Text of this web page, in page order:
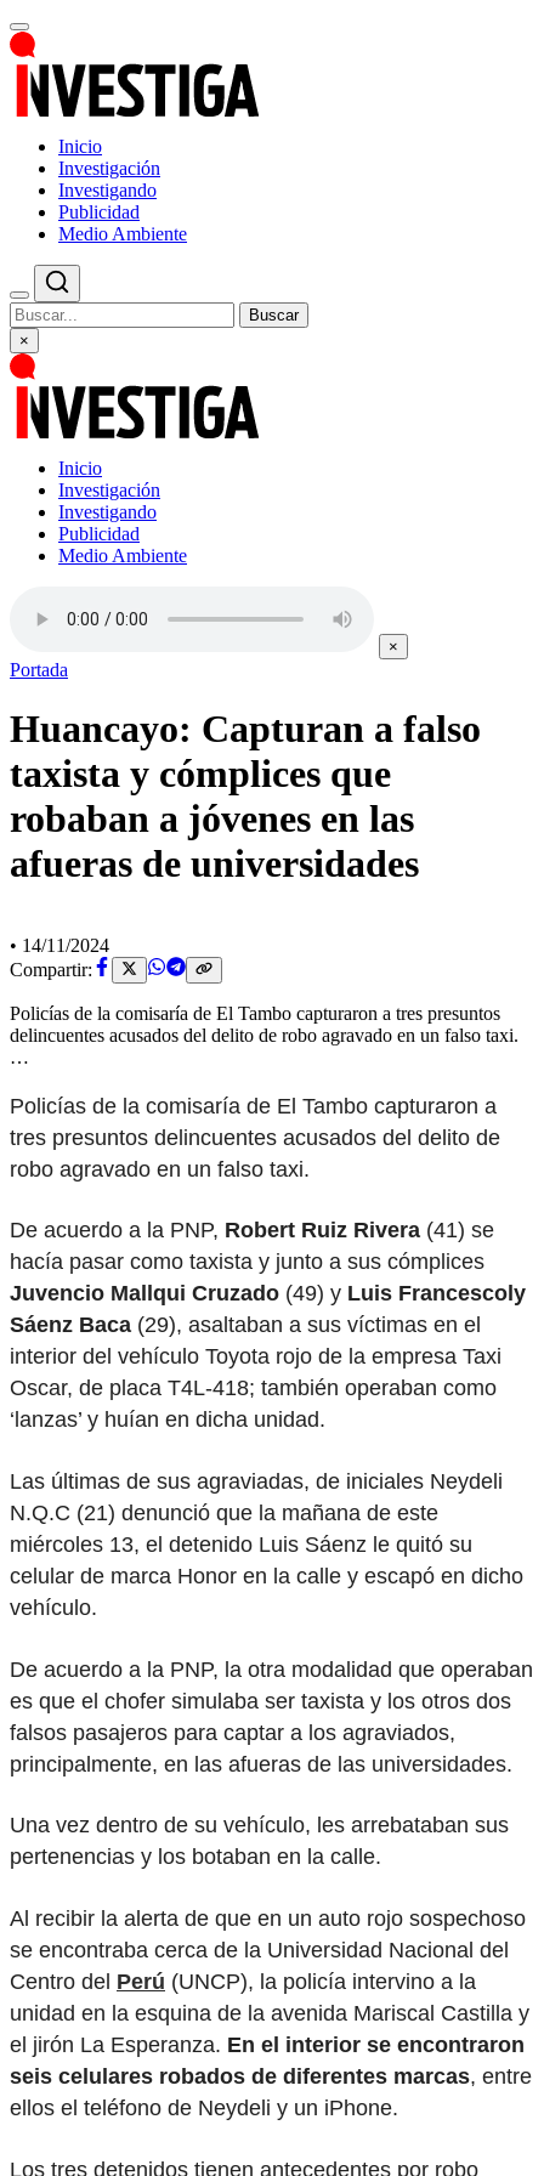
Inicio
Investigación
Investigando
Publicidad
Medio Ambiente
Buscar
×
Inicio
Investigación
Investigando
Publicidad
Medio Ambiente
×
Portada
Huancayo: Capturan a falso
taxista y cómplices que
robaban a jóvenes en las
afueras de universidades
• 14/11/2024
Compartir:
Policías de la comisaría de El Tambo capturaron a tres presuntos
delincuentes acusados del delito de robo agravado en un falso taxi.
…
Policías de la comisaría de El Tambo capturaron a
tres presuntos delincuentes acusados del delito de
robo agravado en un falso taxi.
De acuerdo a la PNP, Robert Ruiz Rivera (41) se
hacía pasar como taxista y junto a sus cómplices
Juvencio Mallqui Cruzado (49) y Luis Francescoly
Sáenz Baca (29), asaltaban a sus víctimas en el
interior del vehículo Toyota rojo de la empresa Taxi
Oscar, de placa T4L-418; también operaban como
‘lanzas’ y huían en dicha unidad.
Las últimas de sus agraviadas, de iniciales Neydeli
N.Q.C (21) denunció que la mañana de este
miércoles 13, el detenido Luis Sáenz le quitó su
celular de marca Honor en la calle y escapó en dicho
vehículo.
De acuerdo a la PNP, la otra modalidad que operaban
es que el chofer simulaba ser taxista y los otros dos
falsos pasajeros para captar a los agraviados,
principalmente, en las afueras de las universidades.
Una vez dentro de su vehículo, les arrebataban sus
pertenencias y los botaban en la calle.
Al recibir la alerta de que en un auto rojo sospechoso
se encontraba cerca de la Universidad Nacional del
Centro del Perú (UNCP), la policía intervino a la
unidad en la esquina de la avenida Mariscal Castilla y
el jirón La Esperanza. En el interior se encontraron
seis celulares robados de diferentes marcas, entre
ellos el teléfono de Neydeli y un iPhone.
Los tres detenidos tienen antecedentes por robo